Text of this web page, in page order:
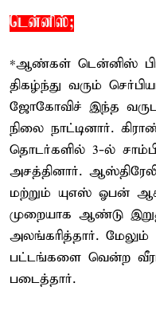
டென்னிஸ்;
*ஆண்கள் டென்னிஸ்
திகழ்ந்து வரும்
ஜோகோவிச் இந்த
நிலை நாட்டினார்.
தொடர்களில் 3-ல்
அசத்தினார்.
மற்றும் யுஎஸ் ஓபன்
முறையாக ஆண்டு
அலங்கரித்தார்.
பட்டங்களை வென்ற
படைத்தார்.